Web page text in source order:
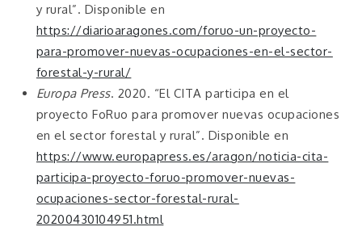
y rural”. Disponible en
https://diarioaragones.com/foruo-un-proyecto-
para-promover-nuevas-ocupaciones-en-el-sector-
forestal-y-rural/
Europa Press. 2020. “El CITA participa en el
proyecto FoRuo para promover nuevas ocupaciones
en el sector forestal y rural”. Disponible en
https://www.europapress.es/aragon/noticia-cita-
participa-proyecto-foruo-promover-nuevas-
ocupaciones-sector-forestal-rural-
20200430104951.html